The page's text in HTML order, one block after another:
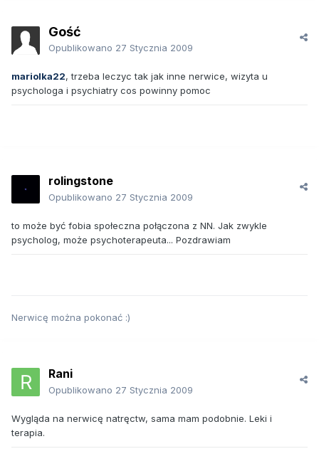
Gość
Opublikowano 27 Stycznia 2009
mariolka22, trzeba leczyc tak jak inne nerwice, wizyta u
psychologa i psychiatry cos powinny pomoc
rolingstone
Opublikowano 27 Stycznia 2009
to może być fobia społeczna połączona z NN. Jak zwykle
psycholog, może psychoterapeuta... Pozdrawiam
Nerwicę można pokonać :)
Rani
Opublikowano 27 Stycznia 2009
Wygląda na nerwicę natręctw, sama mam podobnie. Leki i
terapia.